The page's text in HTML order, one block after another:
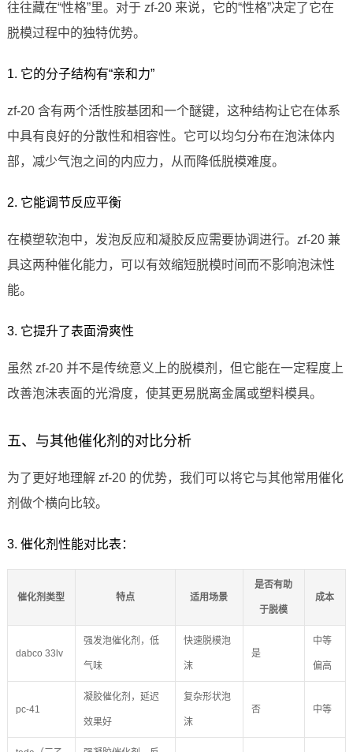
往往藏在“性格”里。对于 zf-20 来说，它的“性格”决定了它在
脱模过程中的独特优势。
1. 它的分子结构有“亲和力”
zf-20 含有两个活性胺基团和一个醚键，这种结构让它在体系
中具有良好的分散性和相容性。它可以均匀分布在泡沫体内
部，减少气泡之间的内应力，从而降低脱模难度。
2. 它能调节反应平衡
在模塑软泡中，发泡反应和凝胶反应需要协调进行。zf-20 兼
具这两种催化能力，可以有效缩短脱模时间而不影响泡沫性
能。
3. 它提升了表面滑爽性
虽然 zf-20 并不是传统意义上的脱模剂，但它能在一定程度上
改善泡沫表面的光滑度，使其更易脱离金属或塑料模具。
五、与其他催化剂的对比分析
为了更好地理解 zf-20 的优势，我们可以将它与其他常用催化
剂做个横向比较。
3. 催化剂性能对比表：
催化剂类型 特点 适用场景
是否有助
于脱模
成本
dabco 33lv
强发泡催化剂，低
气味
快速脱模泡
沫
是
中等
偏高
pc-41
凝胶催化剂，延迟
效果好
复杂形状泡
沫
否 中等